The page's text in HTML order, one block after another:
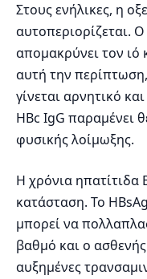
Στους ενήλικες, η
αυτοπεριορίζεται.
απομακρύνει τον ιό
αυτή την
γίνεται αρνητικό
HBc IgG παραμένει
φυσικής λοίμωξης.
Η χρόνια ηπατίτιδα
κατάσταση. Το
μπορεί να
βαθμό και ο
αυξημένες